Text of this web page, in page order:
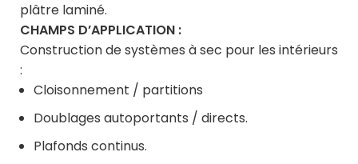
plâtre laminé.
CHAMPS D’APPLICATION :
Construction de systèmes à sec pour les intérieurs
:
Cloisonnement / partitions
Doublages autoportants / directs.
Plafonds continus.